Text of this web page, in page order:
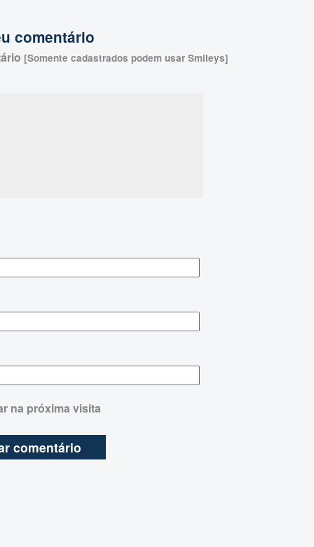
comentário
[Somente cadastrados podem usar Smileys]
na próxima visita